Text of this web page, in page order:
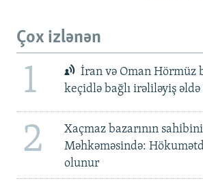
Çox izlənən
1
İran və Oman Hörmüz
keçidlə bağlı irəliləyiş
2
Xaçmaz bazarının
Məhkəməsində:
olunur